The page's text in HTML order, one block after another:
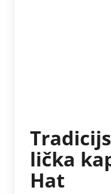
lička
Hat